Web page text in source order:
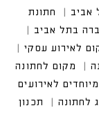
אביב
חתונת
בתל אביב
לאירוע עסקי
מקום לחתונה
לאירועים
לחתונה
תכנון